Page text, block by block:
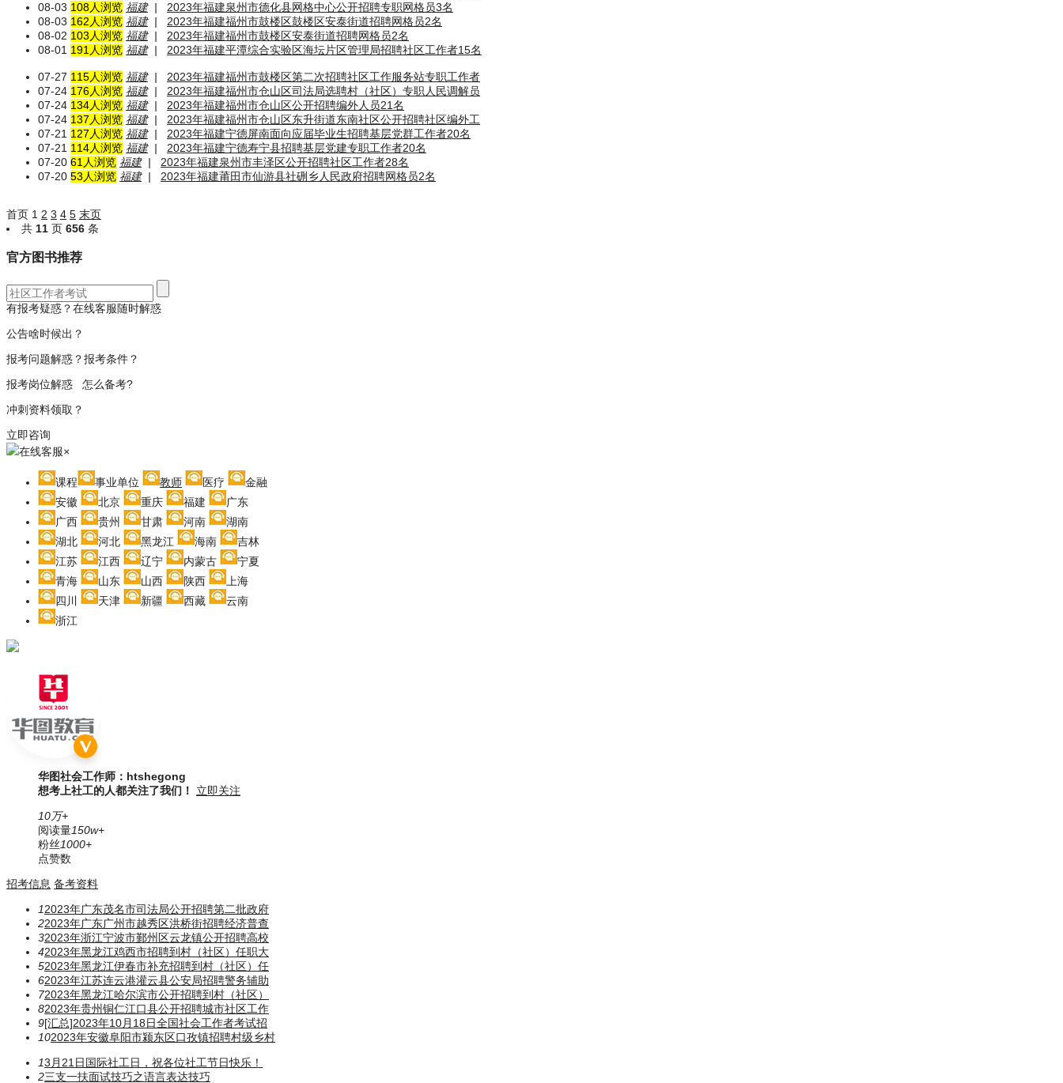
08-03 108人浏览 福建|
2023年福建泉州市德化县网格中心公开招聘专职网格员3名
08-03 162人浏览 福建|
2023年福建福州市鼓楼区鼓楼区安泰街道招聘网格员2名
08-02 103人浏览 福建|
2023年福建福州市鼓楼区安泰街道招聘网格员2名
08-01 191人浏览 福建| 2023年福建平潭综合实验区海坛片区管理局招聘社区工作者15名
07-27 115人浏览 福建|
2023年福建福州市鼓楼区第二次招聘社区工作服务站专职工作者
07-24 176人浏览 福建|
2023年福建福州市仓山区司法局选聘村（社区）专职人民调解员
07-24 134人浏览 福建|
2023年福建福州市仓山区公开招聘编外人员21名
07-24 137人浏览 福建|
2023年福建福州市仓山区东升街道东南社区公开招聘社区编外工
07-21 127人浏览 福建|
2023年福建宁德屏南面向应届毕业生招聘基层党群工作者20名
07-21 114人浏览 福建|
2023年福建宁德寿宁县招聘基层党建专职工作者20名
07-20 61人浏览 福建|
2023年福建泉州市丰泽区公开招聘社区工作者28名
07-20 53人浏览 福建| 2023年福建莆田市仙游县社硎乡人民政府招聘网格员2名
首页 1 2 3 4 5 末页
共 11 页 656 条
官方图书推荐
有报考疑惑？在线客服随时解惑
公告啥时候出？
报考问题解惑？报考条件？
报考岗位解惑 怎么备考?
冲刺资料领取？
立即咨询
在线客服×
课程 事业单位 教师 医疗
金融
安徽
北京 重庆 福建
广东
广西
贵州 甘肃 河南
湖南
湖北
河北 黑龙江 海南
吉林
江苏
江西 辽宁 内蒙古
宁夏
青海
山东 山西 陕西
上海
四川
天津 新疆 西藏
云南
浙江
华图社会工作师：htshegong
想考上社工的人都关注了我们！
立即关注
10万+
阅读量150w+
粉丝1000+
点赞数
招考信息 备考资料
12023年广东茂名市司法局公开招聘第二批政府
22023年广东广州市越秀区洪桥街招聘经济普查
32023年浙江宁波市鄞州区云龙镇公开招聘高校
42023年黑龙江鸡西市招聘到村（社区）任职大
52023年黑龙江伊春市补充招聘到村（社区）任
62023年江苏连云港灌云县公安局招聘警务辅助
72023年黑龙江哈尔滨市公开招聘到村（社区）
82023年贵州铜仁江口县公开招聘城市社区工作
9[汇总]2023年10月18日全国社会工作者考试招
102023年安徽阜阳市颍东区口孜镇招聘村级乡村
13月21日国际社工日，祝各位社工节日快乐！
2三支一扶面试技巧之语言表达技巧